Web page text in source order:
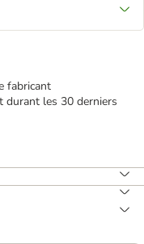
fabricant
durant les 30 derniers